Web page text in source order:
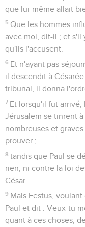
je les contraignais de
Paul raconte sa
Et comme j'allais
commission de la part
13
en chemin, en plein
éclatante que la
ciel autour de moi et
moi.
14
Et comme nous
voix qui me parlait et
Saul ! pourquoi me
contre les aiguillons.
Et moi je dis : Qui
suis Jésus que tu